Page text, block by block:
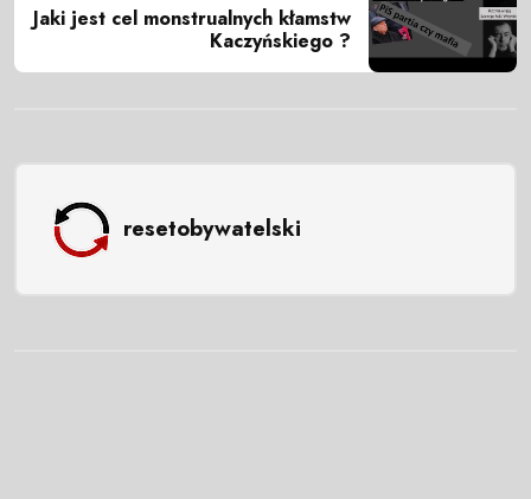
Jaki jest cel monstrualnych kłamstw
Kaczyńskiego ?
resetobywatelski